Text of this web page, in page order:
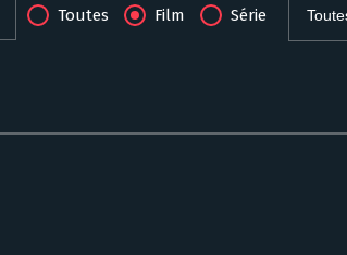
Toutes Film Série